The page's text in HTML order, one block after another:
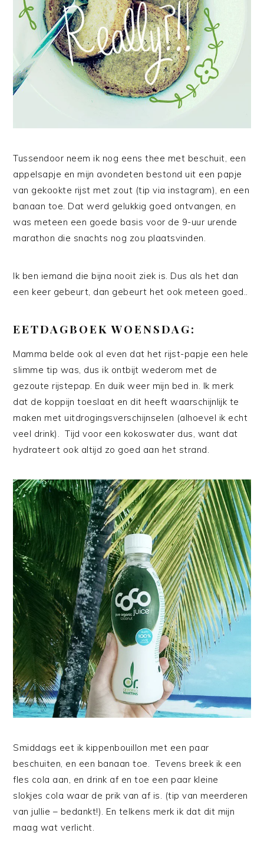
Tussendoor neem ik nog eens thee met beschuit, een
appelsapje en mijn avondeten bestond uit een papje
van gekookte rijst met zout (tip via instagram), en een
banaan toe. Dat werd gelukkig goed ontvangen, en
was meteen een goede basis voor de 9-uur urende
marathon die snachts nog zou plaatsvinden.
Ik ben iemand die bijna nooit ziek is. Dus als het dan
een keer gebeurt, dan gebeurt het ook meteen goed..
EETDAGBOEK WOENSDAG:
Mamma belde ook al even dat het rijst-papje een hele
slimme tip was, dus ik ontbijt wederom met de
gezoute rijstepap. En duik weer mijn bed in. Ik merk
dat de koppijn toeslaat en dit heeft waarschijnlijk te
maken met uitdrogingsverschijnselen (alhoevel ik echt
veel drink). Tijd voor een kokoswater dus, want dat
hydrateert ook altijd zo goed aan het strand.
Smiddags eet ik kippenbouillon met een paar
beschuiten, en een banaan toe. Tevens breek ik een
fles cola aan, en drink af en toe een paar kleine
slokjes cola waar de prik van af is. (tip van meerderen
van jullie – bedankt!). En telkens merk ik dat dit mijn
maag wat verlicht.